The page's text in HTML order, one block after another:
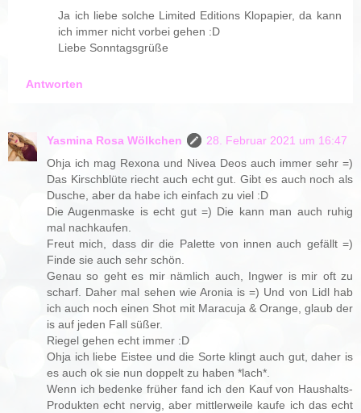
Ja ich liebe solche Limited Editions Klopapier, da kann
ich immer nicht vorbei gehen :D
Liebe Sonntagsgrüße
Antworten
Yasmina Rosa Wölkchen
28. Februar 2021 um 16:47
Ohja ich mag Rexona und Nivea Deos auch immer sehr =)
Das Kirschblüte riecht auch echt gut. Gibt es auch noch als
Dusche, aber da habe ich einfach zu viel :D
Die Augenmaske is echt gut =) Die kann man auch ruhig
mal nachkaufen.
Freut mich, dass dir die Palette von innen auch gefällt =)
Finde sie auch sehr schön.
Genau so geht es mir nämlich auch, Ingwer is mir oft zu
scharf. Daher mal sehen wie Aronia is =) Und von Lidl hab
ich auch noch einen Shot mit Maracuja & Orange, glaub der
is auf jeden Fall süßer.
Riegel gehen echt immer :D
Ohja ich liebe Eistee und die Sorte klingt auch gut, daher is
es auch ok sie nun doppelt zu haben *lach*.
Wenn ich bedenke früher fand ich den Kauf von Haushalts-
Produkten echt nervig, aber mittlerweile kaufe ich das echt